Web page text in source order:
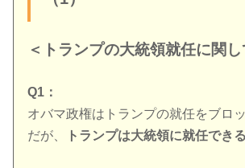
＜トランプの大統領就任に関し
Q1：
オバマ政権はトランプの就任をブロ
だが、
トランプは大統領に就任できる